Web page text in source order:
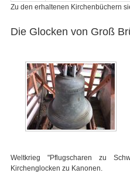
Zu den erhaltenen Kirchenbüchern
Die Glocken von Groß
Weltkrieg "Pflugscharen zu
Kirchenglocken zu Kanonen.